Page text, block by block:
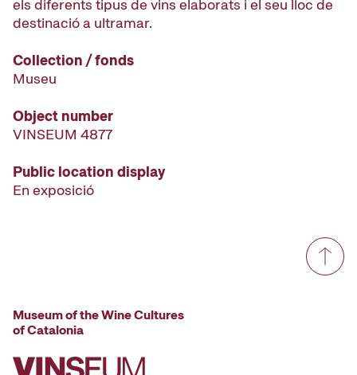
els diferents tipus de vins elaborats i el seu lloc de
destinació a ultramar.
Collection / fonds
Museu
Object number
VINSEUM 4877
Public location display
En exposició
Museum of the Wine Cultures
of Catalonia